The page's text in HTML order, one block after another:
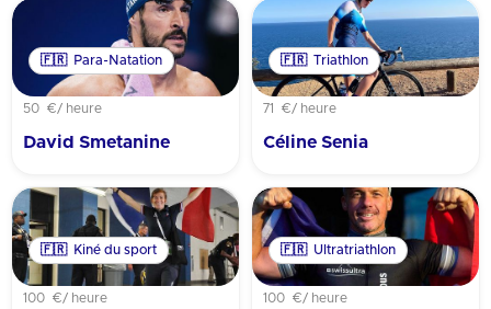
🇫🇷 Para-Natation
50 €/ heure
David Smetanine
🇫🇷 Triathlon
71 €/ heure
Céline Senia
🇫🇷 Kiné du sport
100 €/ heure
🇫🇷 Ultratriathlon
100 €/ heure